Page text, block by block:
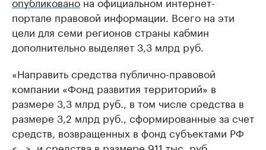
портале правовой информации. Всего на эти
цели для семи регионов страны кабмин
дополнительно выделяет 3,3 млрд руб.
«Направить средства публично-правовой
компании «Фонд развития территорий» в
размере 3,3 млрд руб., в том числе средства в
размере 3,2 млрд руб., сформированные за счет
средств, возвращенных в фонд субъектами РФ